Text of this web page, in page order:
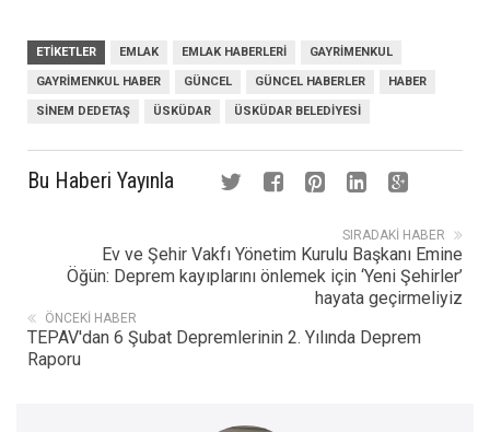
ETIKETLER EMLAK EMLAK HABERLERI GAYRIMENKUL
GAYRIMENKUL HABER GÜNCEL GÜNCEL HABERLER HABER
SINEM DEDETAŞ ÜSKÜDAR ÜSKÜDAR BELEDIYESI
Bu Haberi Yayınla
SIRADAKI HABER
Ev ve Şehir Vakfı Yönetim Kurulu Başkanı Emine
Öğün: Deprem kayıplarını önlemek için ‘Yeni Şehirler’
hayata geçirmeliyiz
ÖNCEKI HABER
TEPAV'dan 6 Şubat Depremlerinin 2. Yılında Deprem
Raporu